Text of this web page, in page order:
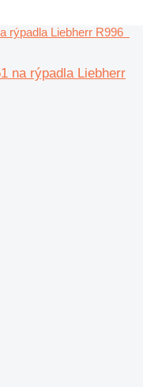
na rýpadla Liebherr